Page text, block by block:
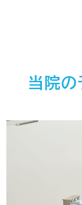
当院の